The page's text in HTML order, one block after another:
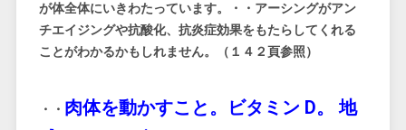
が体全体にいきわたっています。・・アーシングがアン
チエイジングや抗酸化、抗炎症効果をもたらしてくれる
ことがわかるかもしれません。（１４２頁参照）
・・ 肉体を動かすこと。ビタミン D。 地